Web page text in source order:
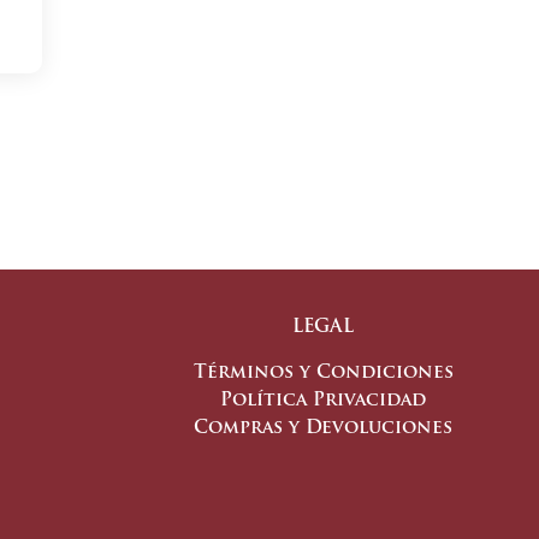
LEGAL
Términos y Condiciones
Política Privacidad
Compras y Devoluciones